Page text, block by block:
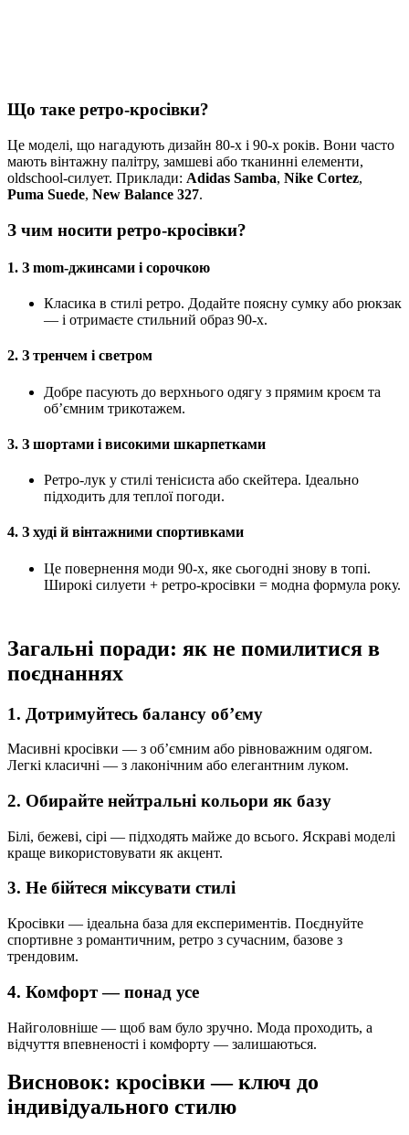
Що таке ретро-кросівки?
Це моделі, що нагадують дизайн 80-х і 90-х років. Вони часто
мають вінтажну палітру, замшеві або тканинні елементи,
oldschool-силует. Приклади: Adidas Samba, Nike Cortez,
Puma Suede, New Balance 327.
З чим носити ретро-кросівки?
1. З mom-джинсами і сорочкою
Класика в стилі ретро. Додайте поясну сумку або рюкзак
— і отримаєте стильний образ 90-х.
2. З тренчем і светром
Добре пасують до верхнього одягу з прямим кроєм та
об’ємним трикотажем.
3. З шортами і високими шкарпетками
Ретро-лук у стилі тенісиста або скейтера. Ідеально
підходить для теплої погоди.
4. З худі й вінтажними спортивками
Це повернення моди 90-х, яке сьогодні знову в топі.
Широкі силуети + ретро-кросівки = модна формула року.
Загальні поради: як не помилитися в
поєднаннях
1. Дотримуйтесь балансу об’єму
Масивні кросівки — з об’ємним або рівноважним одягом.
Легкі класичні — з лаконічним або елегантним луком.
2. Обирайте нейтральні кольори як базу
Білі, бежеві, сірі — підходять майже до всього. Яскраві моделі
краще використовувати як акцент.
3. Не бійтеся міксувати стилі
Кросівки — ідеальна база для експериментів. Поєднуйте
спортивне з романтичним, ретро з сучасним, базове з
трендовим.
4. Комфорт — понад усе
Найголовніше — щоб вам було зручно. Мода проходить, а
відчуття впевненості і комфорту — залишаються.
Висновок: кросівки — ключ до
індивідуального стилю